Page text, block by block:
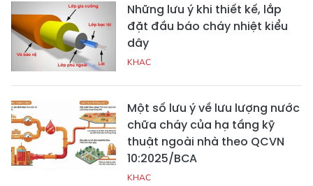
Những lưu ý khi thiết kế, lắp
đặt đầu báo cháy nhiệt kiểu
dây
KHAC
Một số lưu ý về lưu lượng nước
chữa cháy của hạ tầng kỹ
thuật ngoài nhà theo QCVN
10:2025/BCA
KHAC